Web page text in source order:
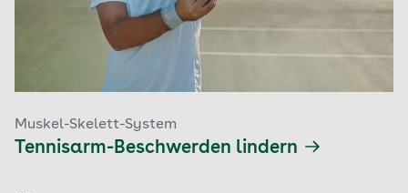
Muskel-Skelett-System
Tennisarm-Beschwerden lindern